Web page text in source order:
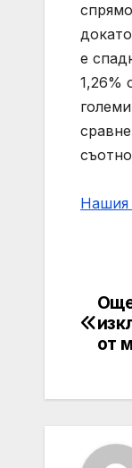
е
1,26%
Нашия
от